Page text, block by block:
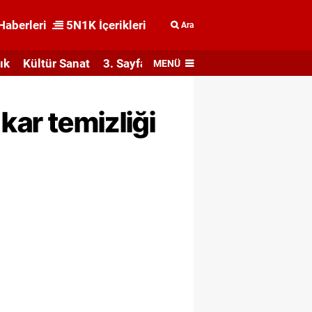
5N1K İçerikleri Ara
Kültür Sanat 3. Sayfa MENÜ
temizliği